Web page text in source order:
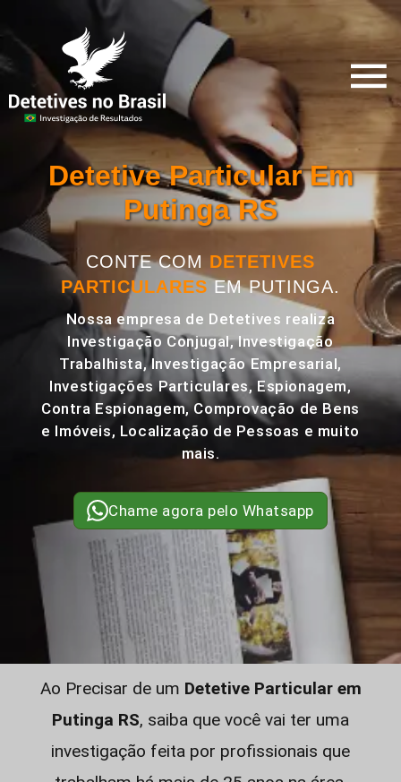
Detetive Particular Em
Putinga RS
CONTE COM DETETIVES
PARTICULARES EM PUTINGA.
Nossa empresa de Detetives realiza
Investigação Conjugal, Investigação
Trabalhista, Investigação Empresarial,
Investigações Particulares, Espionagem,
Contra Espionagem, Comprovação de Bens
e Imóveis, Localização de Pessoas e muito
mais.
Chame agora pelo Whatsapp
Ao Precisar de um Detetive Particular em
Putinga RS, saiba que você vai ter uma
investigação feita por profissionais que